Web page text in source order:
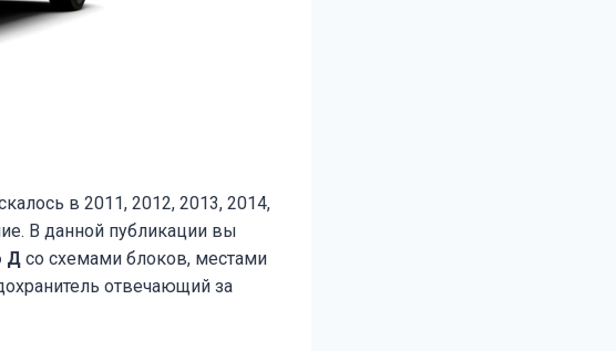
в 2011, 2012, 2013, 2014,
В данной публикации вы
Д со схемами блоков, местами
отвечающий за